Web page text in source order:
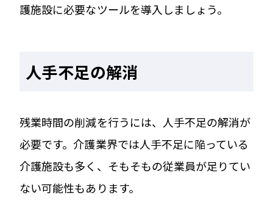
護施設に必要なツールを導入しましょう。
人手不足の解消
残業時間の削減を行うには、人手不足の解消が
必要です。介護業界では人手不足に陥っている
介護施設も多く、そもそもの従業員が足りてい
ない可能性もあります。